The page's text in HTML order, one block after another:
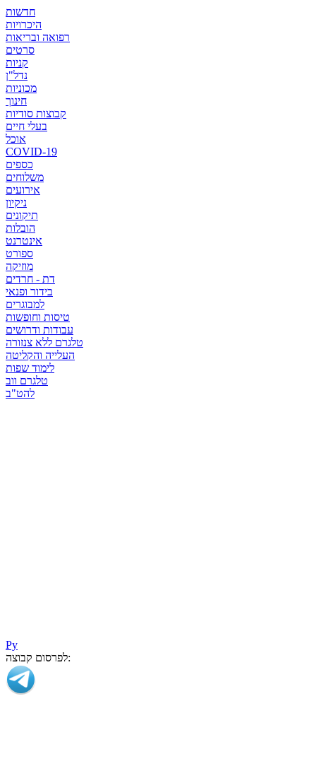
חדשות
היכרויות
רפואה ובריאות
סרטים
קניות
נדל"ן
מכוניות
חינוך
קבוצות סודיות
בעלי חיים
אוכל
COVID-19
כספים
משלוחים
אירועים
ניקיון
תיקונים
הובלות
אינטרנט
ספורט
מוזיקה
דת - חרדים
בידור ופנאי
למבוגרים
טיסות וחופשות
עבודות ודרושים
טלגרם ללא צנזורה
העלייה והקליטה
לימוד שפות
טלגרם ווב
להט"ב
Ру
לפרסום קבוצה: